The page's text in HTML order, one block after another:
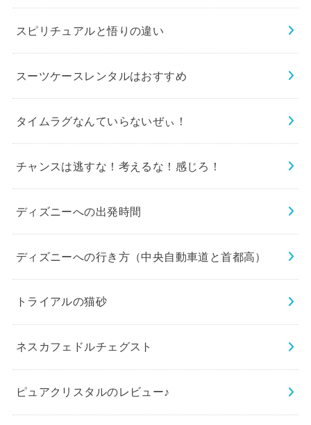
スピリチュアルと悟りの違い
スーツケースレンタルはおすすめ
タイムラグなんていらないぜぃ！
チャンスは逃すな！考えるな！感じろ！
ディズニーへの出発時間
ディズニーへの行き方（中央自動車道と首都高）
トライアルの猫砂
ネスカフェドルチェグスト
ピュアクリスタルのレビュー♪